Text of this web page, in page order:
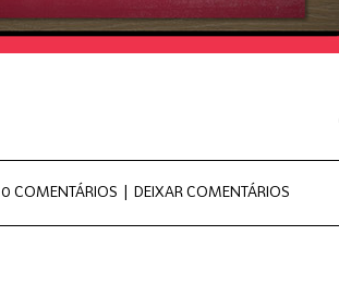
0 COMENTÁRIOS | DEIXAR COMENTÁRIOS